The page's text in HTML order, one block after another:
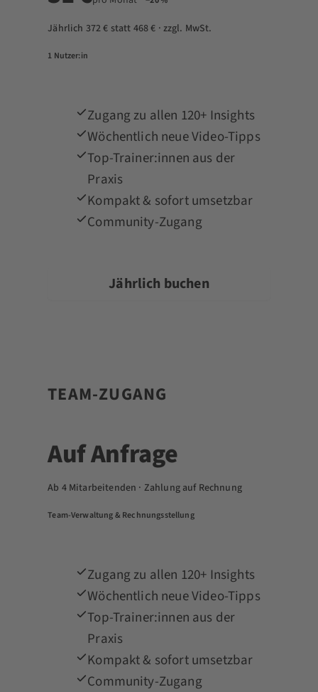
Jährlich 372 € statt 468 € · zzgl. MwSt.
1 Nutzer:in
Zugang zu allen 120+ Insights
Wöchentlich neue Video-Tipps
Top-Trainer:innen aus der
Praxis
Kompakt & sofort umsetzbar
Community-Zugang
Jährlich buchen
TEAM-ZUGANG
Auf Anfrage
Ab 4 Mitarbeitenden · Zahlung auf Rechnung
Team-Verwaltung & Rechnungsstellung
Zugang zu allen 120+ Insights
Wöchentlich neue Video-Tipps
Top-Trainer:innen aus der
Praxis
Kompakt & sofort umsetzbar
Community-Zugang